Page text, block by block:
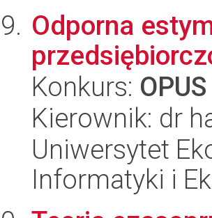
Odporna
Konkurs:
Kierownik: dr
Uniwersytet
Informatyki i